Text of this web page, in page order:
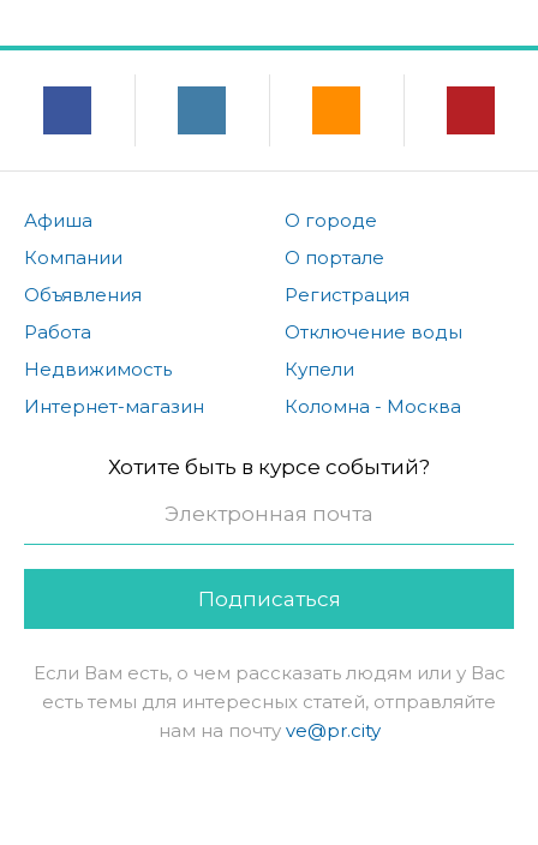
Афиша
Компании
Объявления
Работа
Недвижимость
Интернет-магазин
О городе
О портале
Регистрация
Отключение воды
Купели
Коломна - Москва
Хотите быть в курсе событий?
Подписаться
Если Вам есть, о чем рассказать людям или у Вас
есть темы для интересных статей, отправляйте
нам на почту ve@pr.city